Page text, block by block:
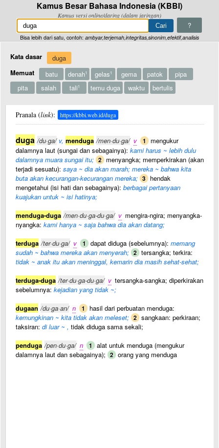
Kamus Besar Bahasa Indonesia (KBBI)
Kamus versi online/daring (dalam jaringan)
?
Bisa lebih dari satu, contoh: ambyar,terjemah,integritas,sinonim,efektif,analisis
Kata dasar
duga
Memuat
batu denah1 gelas1 gema patok
pipa
pita
salah tali1 temu duga waktu bertulis
Pranala (link): https://kbbi.web.id/duga
duga /du·ga/ v, menduga /men·du·ga/ v 1
mengukur
dalamnya laut (sungai dan sebagainya): kami harus ~ lebih dulu
dalamnya muara sungai itu; 2 menyangka; memperkirakan (akan
terjadi sesuatu): saya ~ dia akan marah; mereka ~ bahwa kita
buta akan kecurangan-kecurangan mereka; 3 hendak
mengetahui (isi hati dan sebagainya): berbagai pertanyaan
kuajukan untuk ~ isi hatinya;
menduga-duga /men·du·ga-du·ga/ v mengira-ngira; menyangka-
nyangka: kami hanya ~ saja bahwa dia akan datang;
terduga /ter·du·ga/ v 1 dapat diduga (sebelumnya): memang
sudah ~ bahwa mereka akan menyerah; 2 tersangka; terkira:
tidak ~ anak itu akan meninggal, kemarin dia masih sehat-sehat;
terduga-duga /ter·du·ga-du·ga/ v tersangka-sangka; diperkirakan
sebelumnya: kejadian yang tidak ~;
dugaan /du·ga·an/ n 1
hasil dari perbuatan menduga:
kemungkinan ~ kita tidak akan meleset; 2 sangkaan: perkiraan;
taksiran: di luar ~ , tidak diduga sama sekali;
penduga /pen·du·ga/ n 1 alat untuk menduga (mengukur
dalamnya laut dan sebagainya); 2 orang yang menduga